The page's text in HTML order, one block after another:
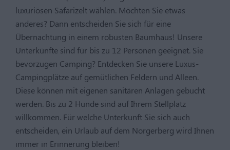
luxuriösen Safarizelt wählen. Möchten Sie etwas
anderes? Dann entscheiden Sie sich für eine
Übernachtung in einem robusten Baumhaus! Unsere
Unterkünfte sind für bis zu 12 Personen geeignet. Sie
bevorzugen Camping? Entdecken Sie unsere Luxus-
Campingplätze auf gemütlichen Feldern und Alleen.
Diese können mit eigenen sanitären Anlagen gebucht
werden. Bis zu 2 Hunde sind auf Ihrem Stellplatz
willkommen. Für welche Unterkunft Sie sich auch
entscheiden, ein Urlaub auf dem Norgerberg wird Ihnen
immer in Erinnerung bleiben!